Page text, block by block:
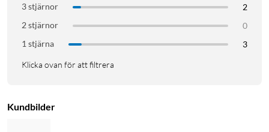
3 stjärnor
2
2 stjärnor
0
1 stjärna
3
Klicka ovan för att filtrera
Kundbilder